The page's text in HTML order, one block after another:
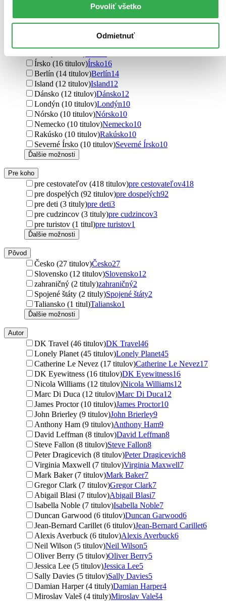
Povoliť všetko
Odmietnuť
terorizmus (20 titulov)
terorizmus
nepokoje (20 titulov)nepokoje20
Škótsko (18 titulov)Škótsko18
Írsko (16 titulov)Írsko16
Berlín (14 titulov)Berlín14
Island (12 titulov)Island12
Dánsko (12 titulov)Dánsko12
Londýn (10 titulov)Londýn10
Nórsko (10 titulov)Nórsko10
Nemecko (10 titulov)Nemecko10
Rakúsko (10 titulov)Rakúsko10
Severné Írsko (10 titulov)Severné Írsko10
Ďalšie možnosti
Pre koho
pre cestovateľov (418 titulov)pre cestovateľov418
pre dospelých (92 titulov)pre dospelých92
pre deti (3 tituly)pre deti3
pre cudzincov (3 tituly)pre cudzincov3
pre turistov (1 titul)pre turistov1
Ďalšie možnosti
Pôvod
Česko (27 titulov)Česko27
Slovensko (12 titulov)Slovensko12
zahraničný (2 tituly)zahraničný2
Spojené štáty (2 tituly)Spojené štáty2
Taliansko (1 titul)Taliansko1
Ďalšie možnosti
Autor
DK Travel (46 titulov)DK Travel46
Lonely Planet (45 titulov)Lonely Planet45
Catherine Le Nevez (17 titulov)Catherine Le Nevez17
DK Eyewitness (16 titulov)DK Eyewitness16
Nicola Williams (12 titulov)Nicola Williams12
Marc Di Duca (12 titulov)Marc Di Duca12
James Proctor (10 titulov)James Proctor10
John Brierley (9 titulov)John Brierley9
Anthony Ham (9 titulov)Anthony Ham9
David Leffman (8 titulov)David Leffman8
Steve Fallon (8 titulov)Steve Fallon8
Peter Dragicevich (8 titulov)Peter Dragicevich8
Virginia Maxwell (7 titulov)Virginia Maxwell7
Mark Baker (7 titulov)Mark Baker7
Gregor Clark (7 titulov)Gregor Clark7
Abigail Blasi (7 titulov)Abigail Blasi7
Isabella Noble (7 titulov)Isabella Noble7
Duncan Garwood (6 titulov)Duncan Garwood6
Jean-Bernard Carillet (6 titulov)Jean-Bernard Carillet6
Alexis Averbuck (6 titulov)Alexis Averbuck6
Neil Wilson (5 titulov)Neil Wilson5
Oliver Berry (5 titulov)Oliver Berry5
Jessica Lee (5 titulov)Jessica Lee5
Sally Davies (5 titulov)Sally Davies5
Damian Harper (4 tituly)Damian Harper4
Miroslav Valeš (4 tituly)Miroslav Valeš4